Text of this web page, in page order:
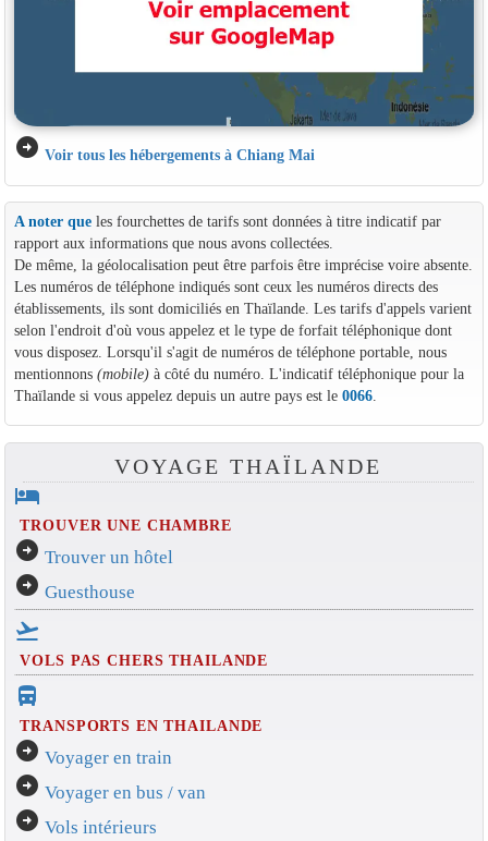
arrow_circle_right Voir tous les hébergements à Chiang Mai
A noter queles fourchettes de tarifs sont données à titre indicatif par
rapport aux informations que nous avons collectées.
De même, la géolocalisation peut être parfois être imprécise voire absente.
Les numéros de téléphone indiqués sont ceux les numéros directs des
établissements, ils sont domiciliés en Thaïlande. Les tarifs d'appels varient
selon l'endroit d'où vous appelez et le type de forfait téléphonique dont
vous disposez. Lorsqu'il s'agit de numéros de téléphone portable, nous
mentionnons (mobile)à côté du numéro. L'indicatif téléphonique pour la
Thaïlande si vous appelez depuis un autre pays est le 0066.
VOYAGE THAÏLANDE
hotel
TROUVER UNE CHAMBRE
arrow_circle_right Trouver un hôtel
arrow_circle_right Guesthouse
flight_takeoff
VOLS PAS CHERS THAILANDE
directions_bus_filled
TRANSPORTS EN THAILANDE
arrow_circle_right Voyager en train
arrow_circle_right Voyager en bus / van
arrow_circle_right Vols intérieurs